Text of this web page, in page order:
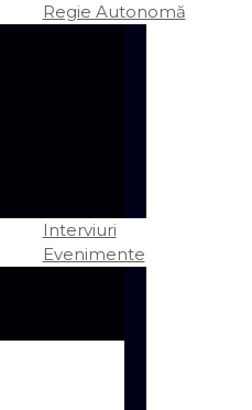
Regie Autonomă
Interviuri
Evenimente